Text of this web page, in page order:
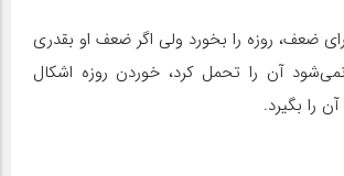
ضعف، روزه را بخورد ولى اگر ضعف او بقدرى
آن را تحمل کرد، خوردن روزه اشکال
را بگیرد.